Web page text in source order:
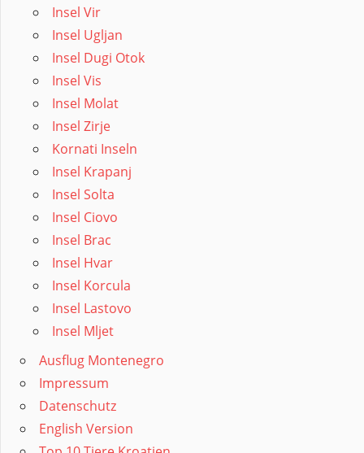
Insel Vir
Insel Ugljan
Insel Dugi Otok
Insel Vis
Insel Molat
Insel Zirje
Kornati Inseln
Insel Krapanj
Insel Solta
Insel Ciovo
Insel Brac
Insel Hvar
Insel Korcula
Insel Lastovo
Insel Mljet
Ausflug Montenegro
Impressum
Datenschutz
English Version